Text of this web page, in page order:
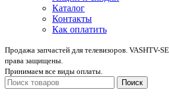
Каталог
Контакты
Как оплатить
Продажа запчастей для телевизоров. VASHTV-
права защищены.
Принимаем все виды оплаты.
Поиск